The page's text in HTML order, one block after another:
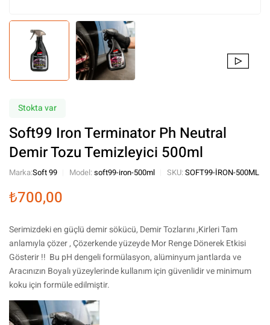
Stokta var
Soft99 Iron Terminator Ph Neutral
Demir Tozu Temizleyici 500ml
Marka:Soft 99 Model: soft99-iron-500ml SKU: SOFT99-IRON-500ML
₺700,00
Serimizdeki en güçlü demir sökücü, Demir Tozlarını ,Kirleri Tam
anlamıyla çözer , Çözerkende yüzeyde Mor Renge Dönerek Etkisi
Gösterir !! Bu pH dengeli formülasyon, alüminyum jantlarda ve
Aracınızın Boyalı yüzeylerinde kullanım için güvenlidir ve minimum
koku için formüle edilmiştir.